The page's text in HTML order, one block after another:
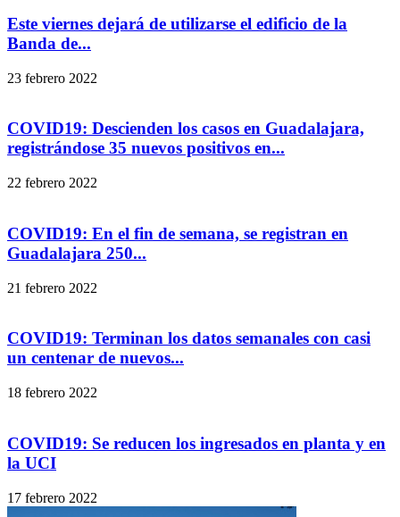
Este viernes dejará de utilizarse el edificio de la
Banda de...
23 febrero 2022
COVID19: Descienden los casos en Guadalajara,
registrándose 35 nuevos positivos en...
22 febrero 2022
COVID19: En el fin de semana, se registran en
Guadalajara 250...
21 febrero 2022
COVID19: Terminan los datos semanales con casi
un centenar de nuevos...
18 febrero 2022
COVID19: Se reducen los ingresados en planta y en
la UCI
17 febrero 2022